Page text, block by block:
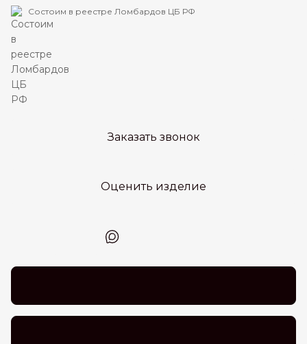
Состоим в реестре Ломбардов ЦБ РФ
Заказать звонок
Оценить изделие